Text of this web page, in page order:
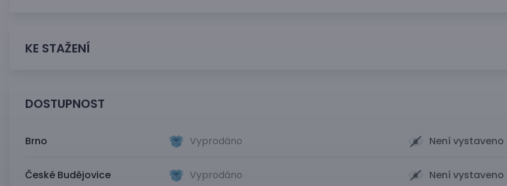
KE STAŽENÍ
DOSTUPNOST
Brno Vyprodáno Není vystaveno
České Budějovice Vyprodáno Není vystaveno